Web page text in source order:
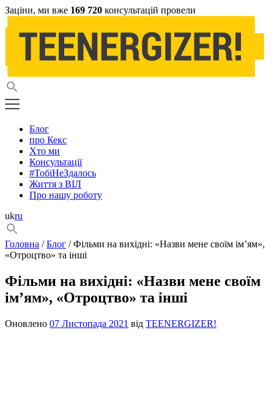
Заціни, ми вже 169 720 консультацій провели
Блог
про Кекс
Хто ми
Консультації
#ТобіНеЗдалось
Життя з ВІЛ
Про нашу роботу
ukru
Головна /Блог / Фільми на вихідні: «Назви мене своїм ім’ям»,
«Отроцтво» та інші
Фільми на вихідні: «Назви мене своїм
ім’ям», «Отроцтво» та інші
Оновлено 07 Листопада 2021 від TEENERGIZER!